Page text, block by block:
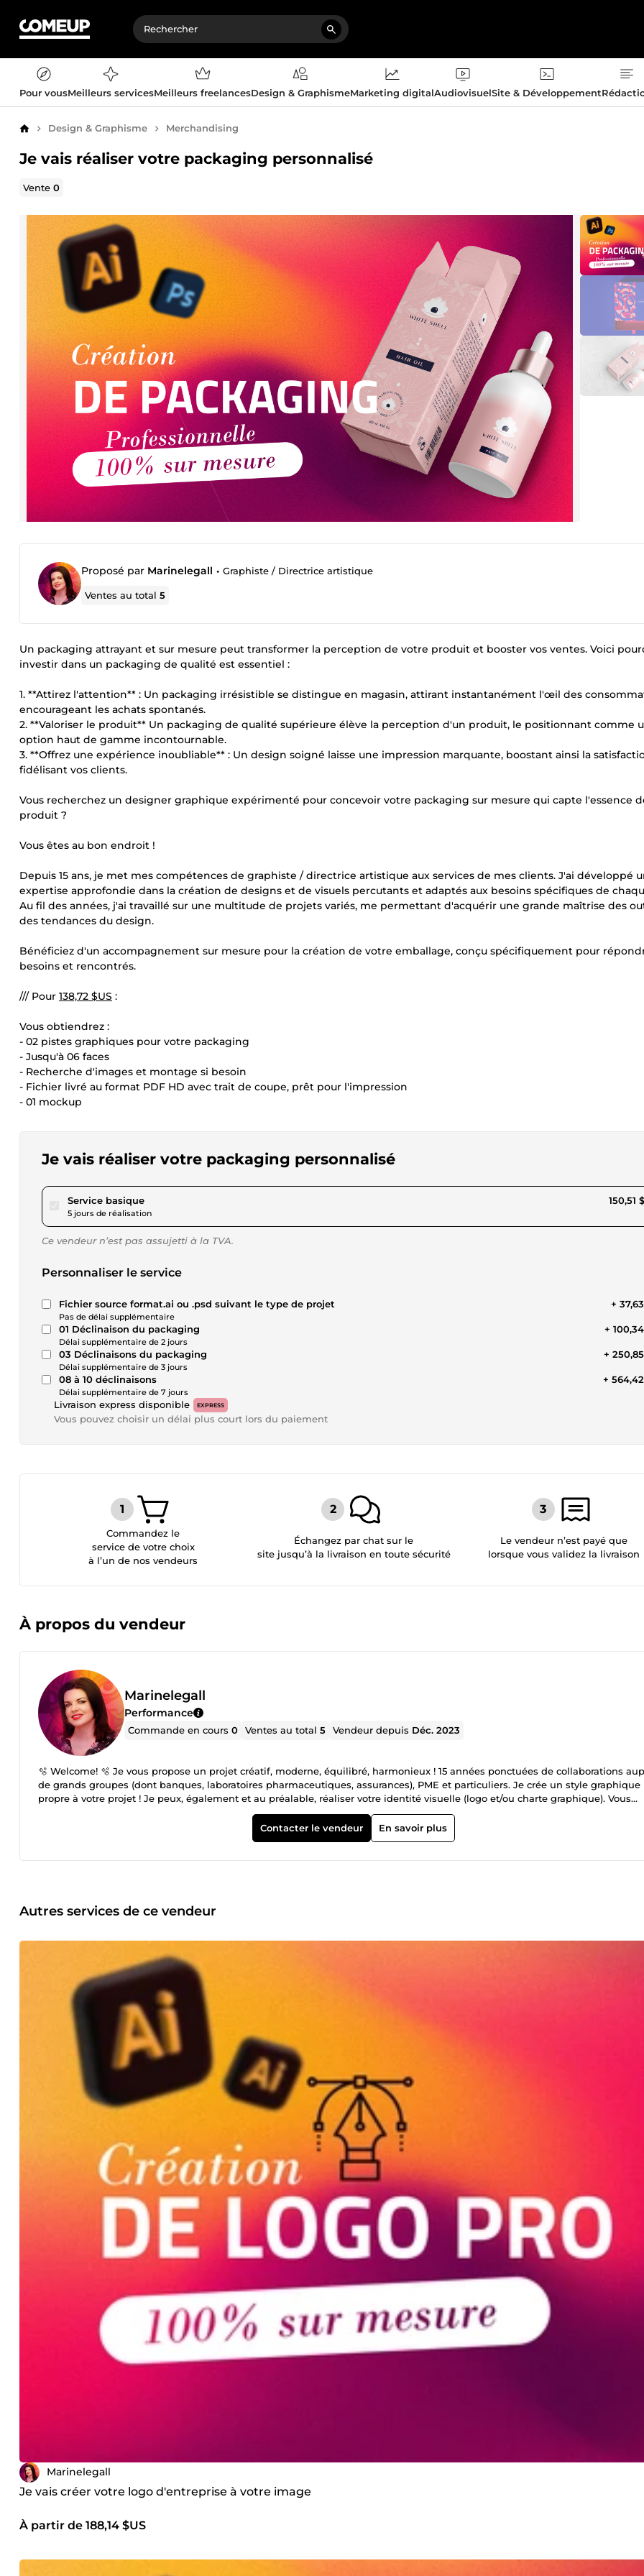
Pour vousMeilleurs servicesMeilleurs freelancesDesign & GraphismeMarketing digitalAudiovisuelSite & Développement
AccueilDesign & Graphisme Merchandising
Je vais réaliser votre packaging personnalisé
Vente0
Proposé par Marinelegall • Graphiste / Directrice artistique
Ventes au total5
Un packaging attrayant et sur mesure peut transformer la perception de votre produit et booster vos ventes. Voici
investir dans un packaging de qualité est essentiel :
1. **Attirez l'attention** : Un packaging irrésistible se distingue en magasin, attirant instantanément l'œil des
encourageant les achats spontanés.
2. **Valoriser le produit** Un packaging de qualité supérieure élève la perception d'un produit, le positionnant comme
option haut de gamme incontournable.
3. **Offrez une expérience inoubliable** : Un design soigné laisse une impression marquante, boostant ainsi la
fidélisant vos clients.
Vous recherchez un designer graphique expérimenté pour concevoir votre packaging sur mesure qui capte l'essence
produit ?
Vous êtes au bon endroit !
Depuis 15 ans, je met mes compétences de graphiste / directrice artistique aux services de mes clients. J'ai développé
expertise approfondie dans la création de designs et de visuels percutants et adaptés aux besoins spécifiques de
Au fil des années, j'ai travaillé sur une multitude de projets variés, me permettant d'acquérir une grande maîtrise des
des tendances du design.
Bénéficiez d'un accompagnement sur mesure pour la création de votre emballage, conçu spécifiquement pour
besoins et rencontrés.
/// Pour 138,72 $US :
Vous obtiendrez :
- 02 pistes graphiques pour votre packaging
- Jusqu'à 06 faces
- Recherche d'images et montage si besoin
- Fichier livré au format PDF HD avec trait de coupe, prêt pour l'impression
- 01 mockup
Je vais réaliser votre packaging personnalisé
Service basiquepour 138,72 $US
5 jours de réalisation
150,51
Ce vendeur n’est pas assujetti à la TVA.
Personnaliser le service
Fichier source format.ai ou .psd suivant le type de projet
Pas de délai supplémentaire
+
01 Déclinaison du packaging
Délai supplémentaire de 2 jours
+
03 Déclinaisons du packaging
Délai supplémentaire de 3 jours
+
08 à 10 déclinaisons
Délai supplémentaire de 7 jours
+
Livraison express disponible EXPRESS
Vous pouvez choisir un délai plus court lors du paiement
Commandez le
service de votre choix
à l’un de nos vendeurs
Échangez par chat sur le
site jusqu’à la livraison en toute sécurité
Le vendeur n’est payé que
lorsque vous validez la livraison
À propos du vendeur
Marinelegall
Performance
Commande en cours0 Ventes au total5 Vendeur depuis Déc. 2023
🫧 Welcome! 🫧 Je vous propose un projet créatif, moderne, équilibré, harmonieux ! 15 années ponctuées de collaborations
de grands groupes (dont banques, laboratoires pharmaceutiques, assurances), PME et particuliers. Je crée un style graphique
propre à votre projet ! Je peux, également et au préalable, réaliser votre identité visuelle (logo et/ou charte graphique). Vous
disposez d'une charte graphique ? Je l'applique consciencieusement, agrémentée, si vous le souhaitez, d'une touche créative
(supplémentaire ou complémentaire) afin d'apporter une plus-value. Projets en COMMUNICATION VISUELLE &amp; ÉDITION • Tout
secteur d'activité(s) • Tout format • Créations / Exécutions / Adaptations / Modifications • Application de charte graphique si
IDENTITÉS VISUELLES Logo et charte graphique.
Contacter le vendeur En savoir plus
Autres services de ce vendeur
Marinelegall
Je vais créer votre logo d'entreprise à votre image
À partir de 188,14 $US